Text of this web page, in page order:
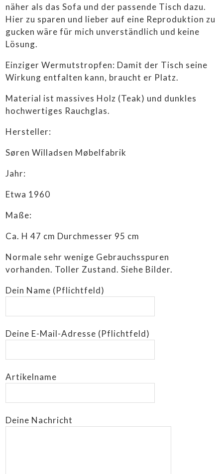
näher als das Sofa und der passende Tisch dazu.
Hier zu sparen und lieber auf eine Reproduktion zu
gucken wäre für mich unverständlich und keine
Lösung.
Einziger Wermutstropfen: Damit der Tisch seine
Wirkung entfalten kann, braucht er Platz.
Material ist massives Holz (Teak) und dunkles
hochwertiges Rauchglas.
Hersteller:
Søren Willadsen Møbelfabrik
Jahr:
Etwa 1960
Maße:
Ca. H 47 cm Durchmesser 95 cm
Normale sehr wenige Gebrauchsspuren
vorhanden. Toller Zustand. Siehe Bilder.
Dein Name (Pflichtfeld)
Deine E-Mail-Adresse (Pflichtfeld)
Artikelname
Deine Nachricht